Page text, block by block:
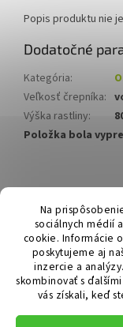
Na
sociálnych médií
cookie. Informácie
poskytujeme aj
inzercie a
skombinovať s
vás získali, keď
Popis produktu nie
Dodatočné
Kategória:
Veľkosť črepníka:
Výška rastliny:
Položka bola
á